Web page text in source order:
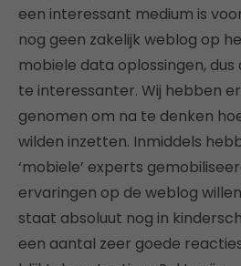
een interessant medium is
nog geen zakelijk weblog op
mobiele data oplossingen,
te interessanter. Wij hebben
genomen om na te denken
wilden inzetten. Inmiddels
‘mobiele’ experts
ervaringen op de weblog
staat absoluut nog in
een aantal zeer goede